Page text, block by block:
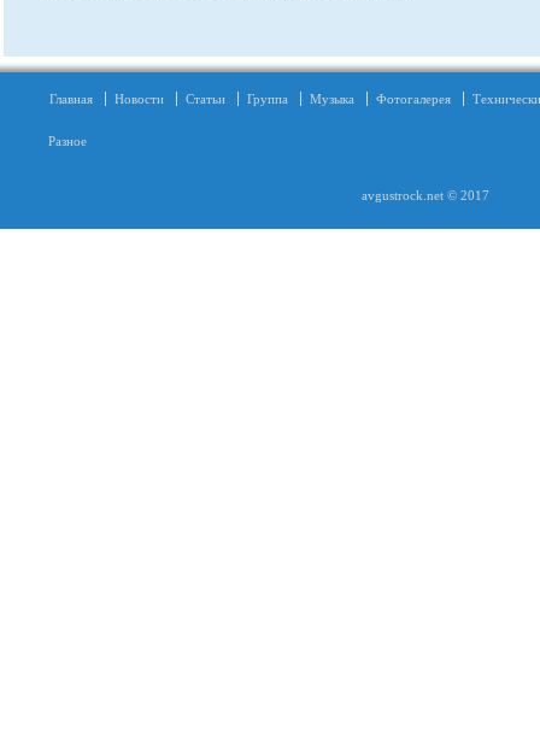
Главная Новости Статьи Группа Музыка Фотогалерея
Разное
avgustrock.net © 2017